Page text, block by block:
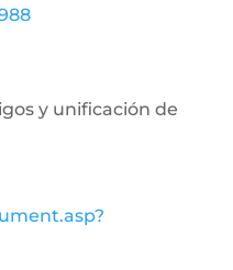
y unificación de